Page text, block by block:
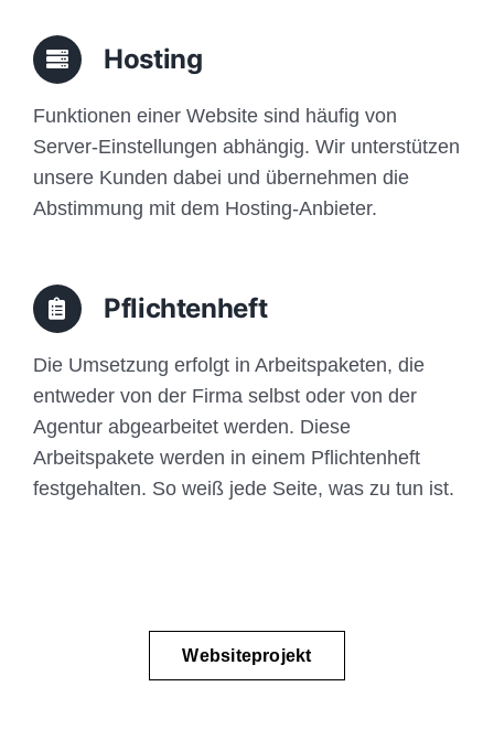
Hosting
Funktionen einer Website sind häufig von
Server-Einstellungen abhängig. Wir unterstützen
unsere Kunden dabei und übernehmen die
Abstimmung mit dem Hosting-Anbieter.
Pflichtenheft
Die Umsetzung erfolgt in Arbeitspaketen, die
entweder von der Firma selbst oder von der
Agentur abgearbeitet werden. Diese
Arbeitspakete werden in einem Pflichtenheft
festgehalten. So weiß jede Seite, was zu tun ist.
Websiteprojekt